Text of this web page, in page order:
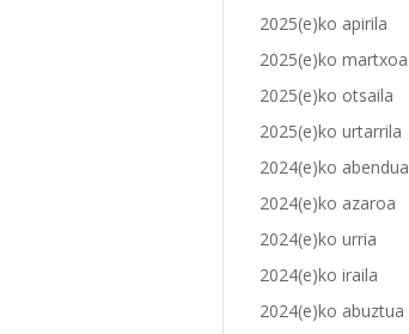
2025(e)ko apirila
2025(e)ko martxoa
2025(e)ko otsaila
2025(e)ko urtarrila
2024(e)ko abendua
2024(e)ko azaroa
2024(e)ko urria
2024(e)ko iraila
2024(e)ko abuztua